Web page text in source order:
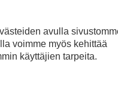
avulla
voimme myös kehittää
käyttäjien tarpeita.